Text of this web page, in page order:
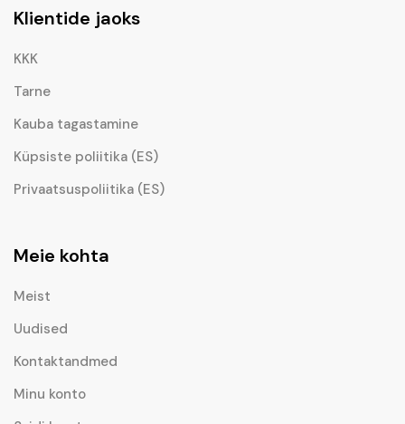
Klientide jaoks
KKK
Tarne
Kauba tagastamine
Küpsiste poliitika (ES)
Privaatsuspoliitika (ES)
Meie kohta
Meist
Uudised
Kontaktandmed
Minu konto